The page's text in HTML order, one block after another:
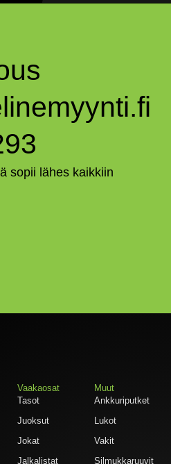
sopii lähes kaikkiin
Vaakaosat
Tasot
Juoksut
Jokat
Jalkalistat
Muut
Ankkuriputket
Lukot
Vakit
Silmukkaruuvit